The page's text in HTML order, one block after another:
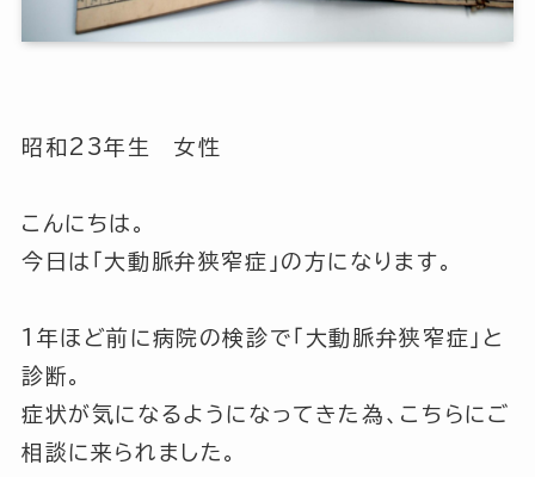
昭和23年生 女性
こんにちは。
今日は「大動脈弁狭窄症」の方になります。
1年ほど前に病院の検診で「大動脈弁狭窄症」と
診断。
症状が気になるようになってきた為、こちらにご
相談に来られました。